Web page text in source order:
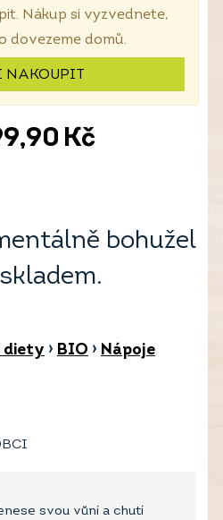
Nákup si vyzvednete,
dovezeme domů.
NAKOUPIT
Kč
bohužel
diety › BIO › Nápoje
svou vůní a chutí